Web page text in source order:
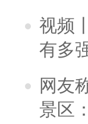
视频
有多
网友
景区